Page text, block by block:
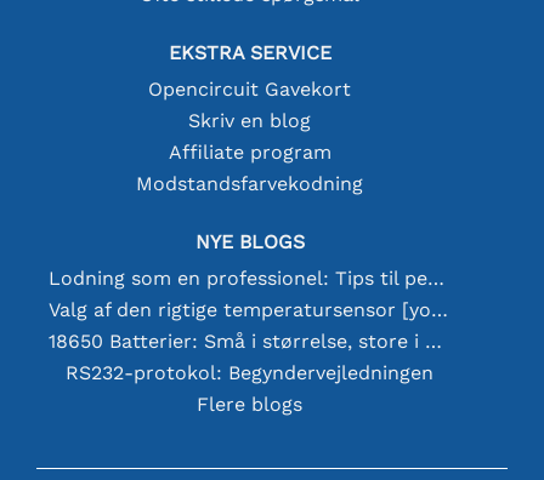
EKSTRA SERVICE
Opencircuit Gavekort
Skriv en blog
Affiliate program
Modstandsfarvekodning
NYE BLOGS
Lodning som en professionel: Tips til perfekte elektroniske forbindelser
Valg af den rigtige temperatursensor [youtube]
18650 Batterier: Små i størrelse, store i ydeevne
RS232-protokol: Begyndervejledningen
Flere blogs